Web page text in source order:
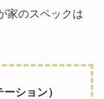
家のスペックは
ション）